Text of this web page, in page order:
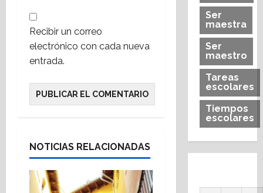
Recibir un correo
electrónico con cada nueva
entrada.
NOTICIAS RELACIONADAS
Ser
maestra
Ser
maestro
Tareas
escolares
Tiempos
escolares